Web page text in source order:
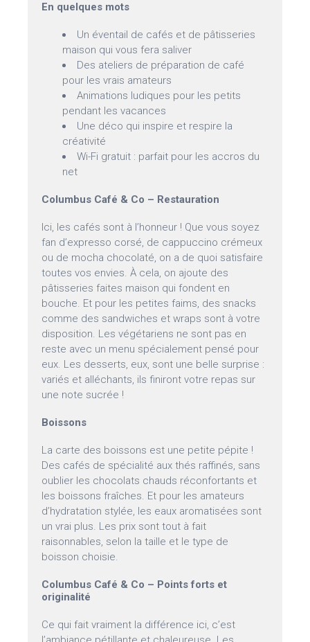
En quelques mots
Un éventail de cafés et de pâtisseries
maison qui vous fera saliver
Des ateliers de préparation de café
pour les vrais amateurs
Animations ludiques pour les petits
pendant les vacances
Une déco qui inspire et respire la
créativité
Wi-Fi gratuit : parfait pour les accros du
net
Columbus Café & Co – Restauration
Ici, les cafés sont à l’honneur ! Que vous soyez
fan d’expresso corsé, de cappuccino crémeux
ou de mocha chocolaté, on a de quoi satisfaire
toutes vos envies. À cela, on ajoute des
pâtisseries faites maison qui fondent en
bouche. Et pour les petites faims, des snacks
comme des sandwiches et wraps sont à votre
disposition. Les végétariens ne sont pas en
reste avec un menu spécialement pensé pour
eux. Les desserts, eux, sont une belle surprise :
variés et alléchants, ils finiront votre repas sur
une note sucrée !
Boissons
La carte des boissons est une petite pépite !
Des cafés de spécialité aux thés raffinés, sans
oublier les chocolats chauds réconfortants et
les boissons fraîches. Et pour les amateurs
d’hydratation stylée, les eaux aromatisées sont
un vrai plus. Les prix sont tout à fait
raisonnables, selon la taille et le type de
boisson choisie.
Columbus Café & Co – Points forts et
originalité
Ce qui fait vraiment la différence ici, c’est